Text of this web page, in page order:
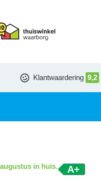
Klantwaardering 9,2
in huis. A+